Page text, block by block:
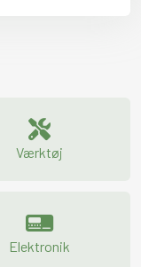
Værktøj
Elektronik